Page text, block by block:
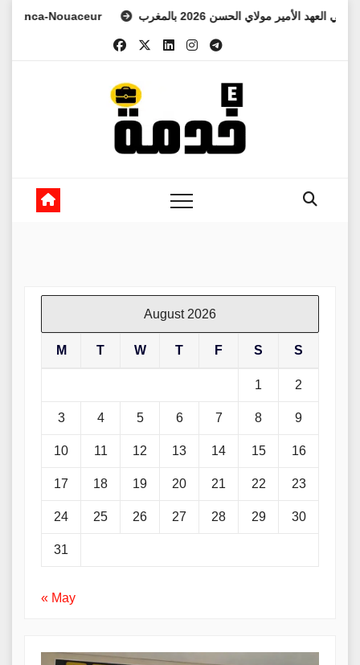
للفرس ولي العهد الأمير مولاي الحسن 2026 بالمغرب
August 2026
M T W T F S S
1 2
3 4 5 6 7 8 9
10 11 12 13 14 15 16
17 18 19 20 21 22 23
24 25 26 27 28 29 30
31
« May